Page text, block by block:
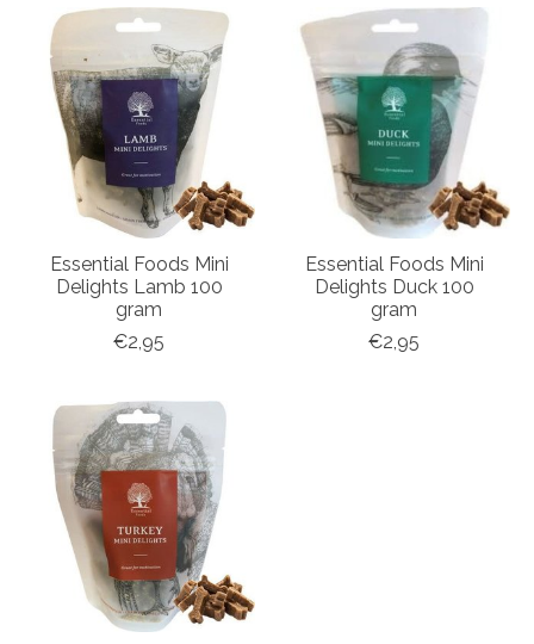
Essential Foods Mini
Delights Lamb 100
gram
€2,95
Essential Foods Mini
Delights Duck 100
gram
€2,95